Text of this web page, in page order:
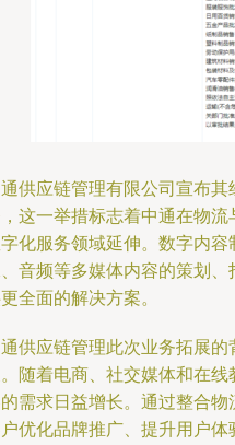
供应链管理有限公司宣布
这一举措标志着中通在物
化服务领域延伸。数字内
音频等多媒体内容的策划
全面的解决方案。
供应链管理此次业务拓展
随着电商、社交媒体和在
需求日益增长。通过整合
优化品牌推广、提升用户